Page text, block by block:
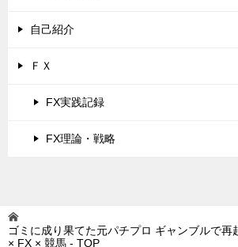
自己紹介
ＦＸ
FX実践記録
FX理論・戦略
ゴミに成り果てた元パチプロ ギャンブルで再
× FX × 競馬 - TOP